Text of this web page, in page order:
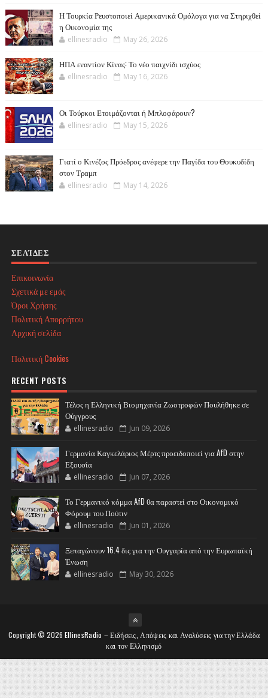
Η Τουρκία Ρευστοποιεί Αμερικανικά Ομόλογα για να Στηριχθεί
η Οικονομία της
ellinesradio May 26, 2026
ΗΠΑ εναντίον Κίνας: Το νέο παιχνίδι ισχύος
ellinesradio May 16, 2026
Οι Τούρκοι Ετοιμάζονται ή Μπλοφάρουν?
ellinesradio May 15, 2026
Γιατί ο Κινέζος Πρόεδρος ανέφερε την Παγίδα του Θουκυδίδη
στον Τραμπ
ellinesradio May 14, 2026
ΣΕΛΊΔΕΣ
Επικοινωνία
Σχετικά με εμάς
Όροι Χρήσης
Πολιτική Απορρήτου
Αρχική σελίδα
Πολιτική Cookies
RECENT POSTS
Τέλος η Ελληνική Βιομηχανία Ζωοτροφών Πουλήθηκε σε
Ούγγρους
ellinesradio Jun 09, 2026
Γερμανία Καγκελάριος Μέρτς προειδοποιεί για AfD στην
Εξουσία
ellinesradio Jun 07, 2026
Το Γερμανικό κόμμα AfD θα παραστεί στο Οικονομικό
Φόρουμ του Πούτιν
ellinesradio Jun 01, 2026
Ξεπαγώνουν 16.4 δις για την Ουγγαρία από την Ευρωπαϊκή
Ένωση
ellinesradio May 30, 2026
Copyright © 2026 EllinesRadio – Ειδήσεις, Απόψεις και Αναλύσεις για την Ελλάδα
και τον Ελληνισμό